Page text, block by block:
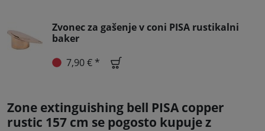
Zvonec za gašenje v coni PISA rustikalni
baker
7,90 € *
Zone extinguishing bell PISA copper
rustic 157 cm se pogosto kupuje z